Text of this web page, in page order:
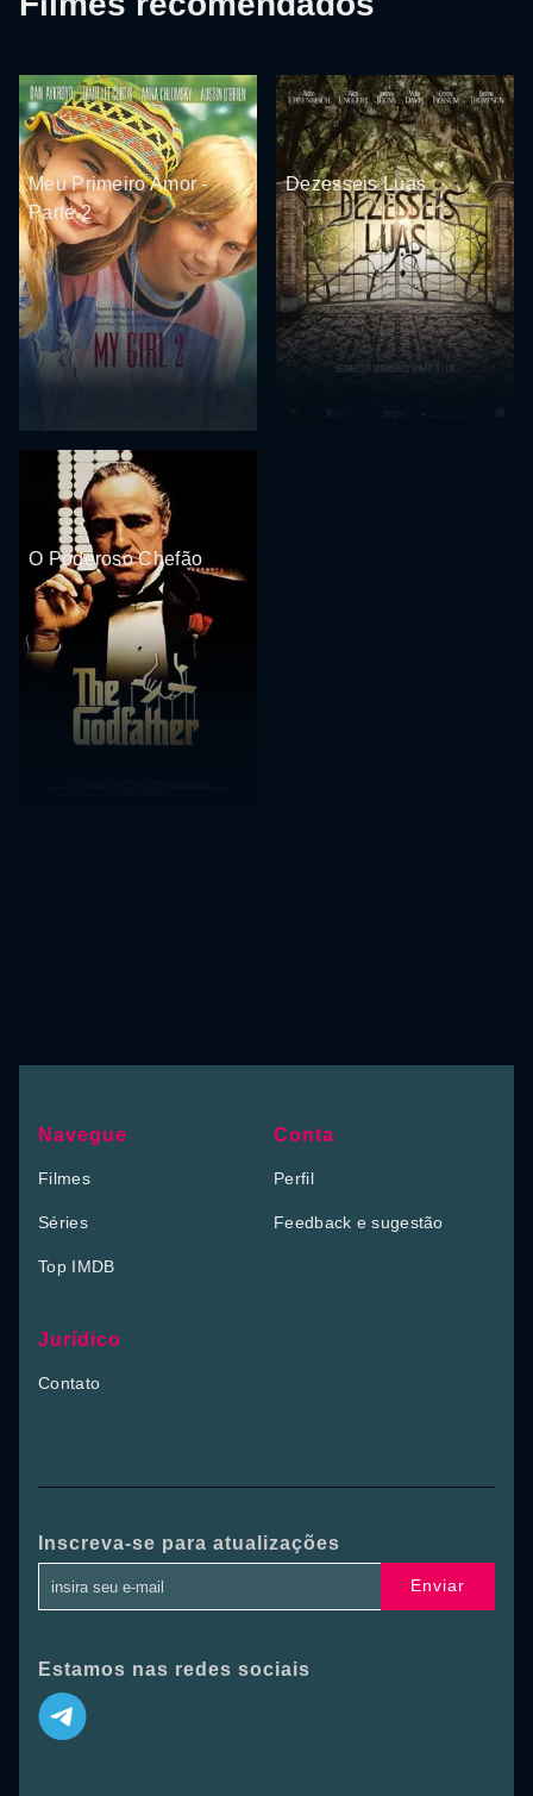
Meu Primeiro Amor -
Parte 2
Dezesseis Luas
O Poderoso Chefão
Navegue
Filmes
Séries
Top IMDB
Conta
Perfil
Feedback e sugestão
Jurídico
Contato
Inscreva-se para atualizações
Enviar
Estamos nas redes sociais